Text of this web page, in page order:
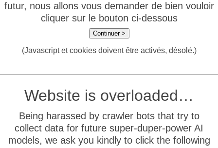
futur, nous allons vous demander de bien vouloir
cliquer sur le bouton ci-dessous
Continuer >
(Javascript et cookies doivent être activés, désolé.)
Website is overloaded…
Being harassed by crawler bots that try to
collect data for future super-duper-power AI
models, we ask you kindly to click the following